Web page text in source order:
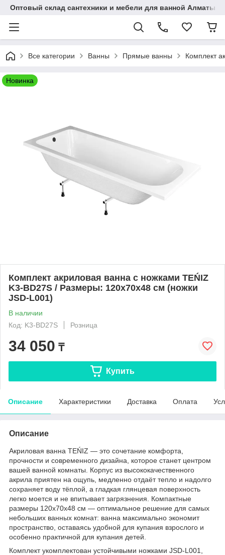
Оптовый склад сантехники и мебели для ванной Алматы •
Все категории Ванны Прямые ванны Комплект
Новинка
Комплект акриловая ванна с ножками TEŃIZ
K3-BD27S / Размеры: 120х70х48 см (ножки
JSD-L001)
В наличии
Код: K3-BD27S
Розница
34 050 ₸
Купить
Описание Характеристики Доставка Оплата
Описание
Акриловая ванна TEŃIZ — это сочетание комфорта,
прочности и современного дизайна, которое станет центром
вашей ванной комнаты. Корпус из высококачественного
акрила приятен на ощупь, медленно отдаёт тепло и надолго
сохраняет воду тёплой, а гладкая глянцевая поверхность
легко моется и не впитывает загрязнения. Компактные
размеры 120х70х48 см — оптимальное решение для самых
небольших ванных комнат: ванна максимально экономит
пространство, оставаясь удобной для купания взрослого и
особенно практичной для купания детей.
Комплект укомплектован устойчивыми ножками JSD-L001,